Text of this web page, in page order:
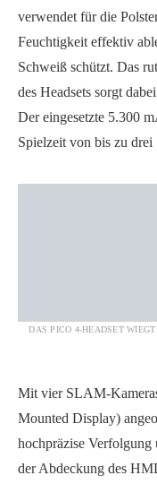
verwendet für die
Feuchtigkeit effektiv
Schweiß schützt. Das
des Headsets sorgt
Der eingesetzte 5.300
Spielzeit von bis zu drei
DAS PICO 4-HEADSET
Mit vier SLAM-
Mounted Display)
hochpräzise
der Abdeckung des